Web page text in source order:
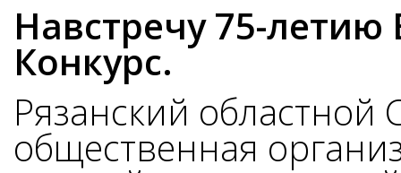
Навстречу 75-
Конкурс.
Рязанский
общественная